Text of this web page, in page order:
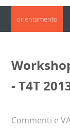
orientamento
UniTO
Italiano ‎(it)‎
- T4T
Commenti e